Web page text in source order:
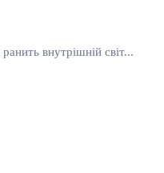
внутрішній світ...